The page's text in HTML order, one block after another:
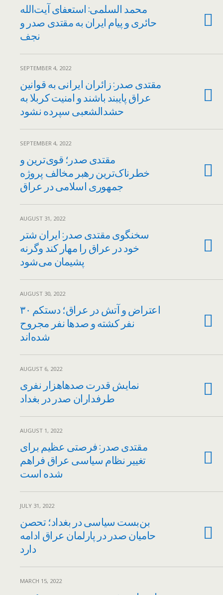
محمد السلمی: استعفای آیت‌الله
حائری و پیام ایران به مقتدی صدر و
نجف
SEPTEMBER 4, 2022
مقتدی صدر: زائران ایرانی‌ به قوانین
عراق پایبند باشند و امنیت کربلا به
حشدالشعبی سپرده نشود
SEPTEMBER 4, 2022
مقتدی صدر؛ قوی‌ترین و
خطرناک‌ترین رهبر مخالف پروژه
جمهوری اسلامی در عراق
AUGUST 31, 2022
سخنگوی مقتدی صدر: ایران شتر
خود در عراق را مهار کند وگرنه
پشیمان می‌شود
AUGUST 30, 2022
اعتراض و آتش در عراق؛ دستکم ۳۰
نفر کشته و صدها نفر مجروح
شده‌اند
AUGUST 6, 2022
نمایش قدرت صدهاهزار نفری
طرفداران صدر در بغداد
AUGUST 1, 2022
مقتدی صدر: فرصتی عظیم برای
تغییر نظام سیاسی عراق فراهم
شده است
JULY 31, 2022
بن‌بست سیاسی در بغداد؛ تحصن
حامیان صدر در پارلمان عراق ادامه
دارد
MARCH 15, 2022